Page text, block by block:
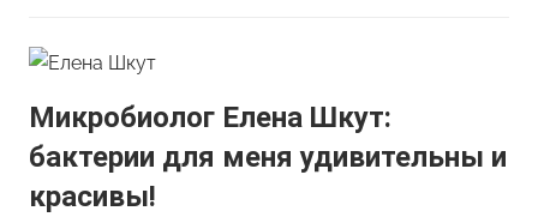
Микробиолог Елена Шкут:
бактерии для меня удивительны и
красивы!